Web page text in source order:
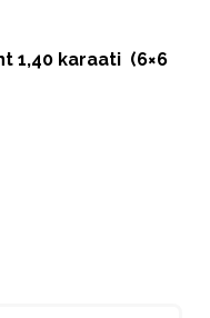
2,765.00€.
2,075.00€.
1,40 karaati (6×6